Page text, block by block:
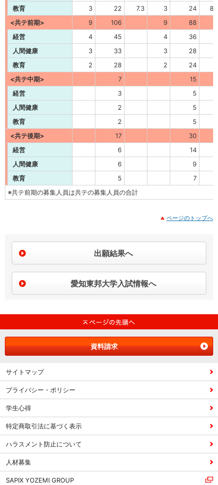
教育
3 22 7.3 3 24
<共テ前期>
9 106 9
88
経営
4 45 4
36
人間健康
3 33 3
28
教育
2 28 2
24
<共テ中期>
7
15
経営
3
5
人間健康
2
5
教育
2
5
<共テ後期>
17
30
経営
6
14
人間健康
6
9
教育
5
7
※共テ前期の募集人員は共テの募集人員の合計
ページのトップへ
出願結果へ
愛知東邦大学入試情報へ
資料請求
サイトマップ
プライバシー・ポリシー
学生心得
特定商取引法に基づく表示
ハラスメント防止について
人材募集
SAPIX YOZEMI GROUP